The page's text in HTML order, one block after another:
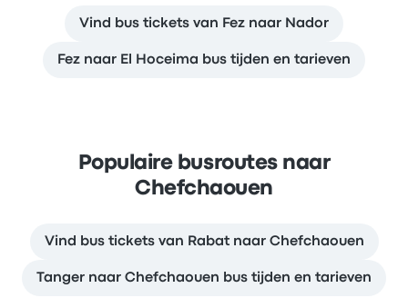
Vind bus tickets van Fez naar Nador
Fez naar El Hoceima bus tijden en tarieven
Populaire busroutes naar
Chefchaouen
Vind bus tickets van Rabat naar Chefchaouen
Tanger naar Chefchaouen bus tijden en tarieven